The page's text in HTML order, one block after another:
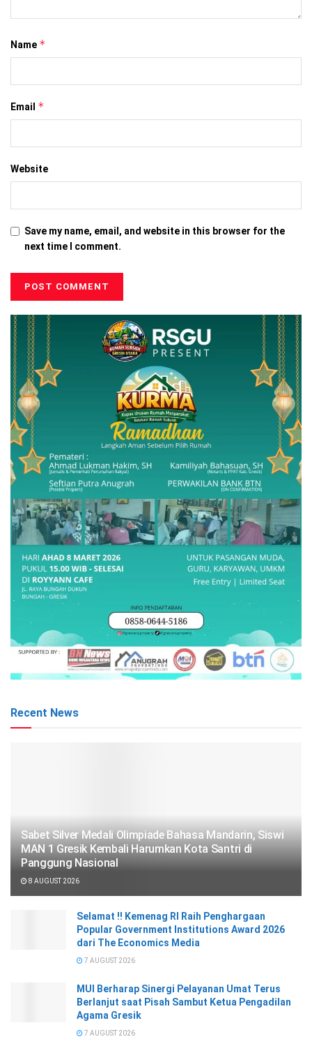
Name *
Email *
Website
Save my name, email, and website in this browser for the
next time I comment.
Recent News
Sabet Silver Medali Olimpiade Bahasa Mandarin, Siswi
MAN 1 Gresik Kembali Harumkan Kota Santri di
Panggung Nasional
8 AUGUST 2026
Selamat !! Kemenag RI Raih Penghargaan
Popular Government Institutions Award 2026
dari The Economics Media
7 AUGUST 2026
MUI Berharap Sinergi Pelayanan Umat Terus
Berlanjut saat Pisah Sambut Ketua Pengadilan
Agama Gresik
7 AUGUST 2026